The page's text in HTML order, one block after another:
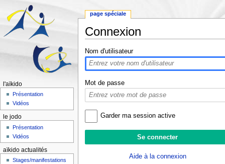
Connexion
Nom d'utilisateur
Mot de passe
Garder ma session active
Aide à la connexion
page spéciale
l'aïkido
Présentation
Vidéos
le jodo
Présentation
Vidéos
aïkido actualités
Stages/manifestations